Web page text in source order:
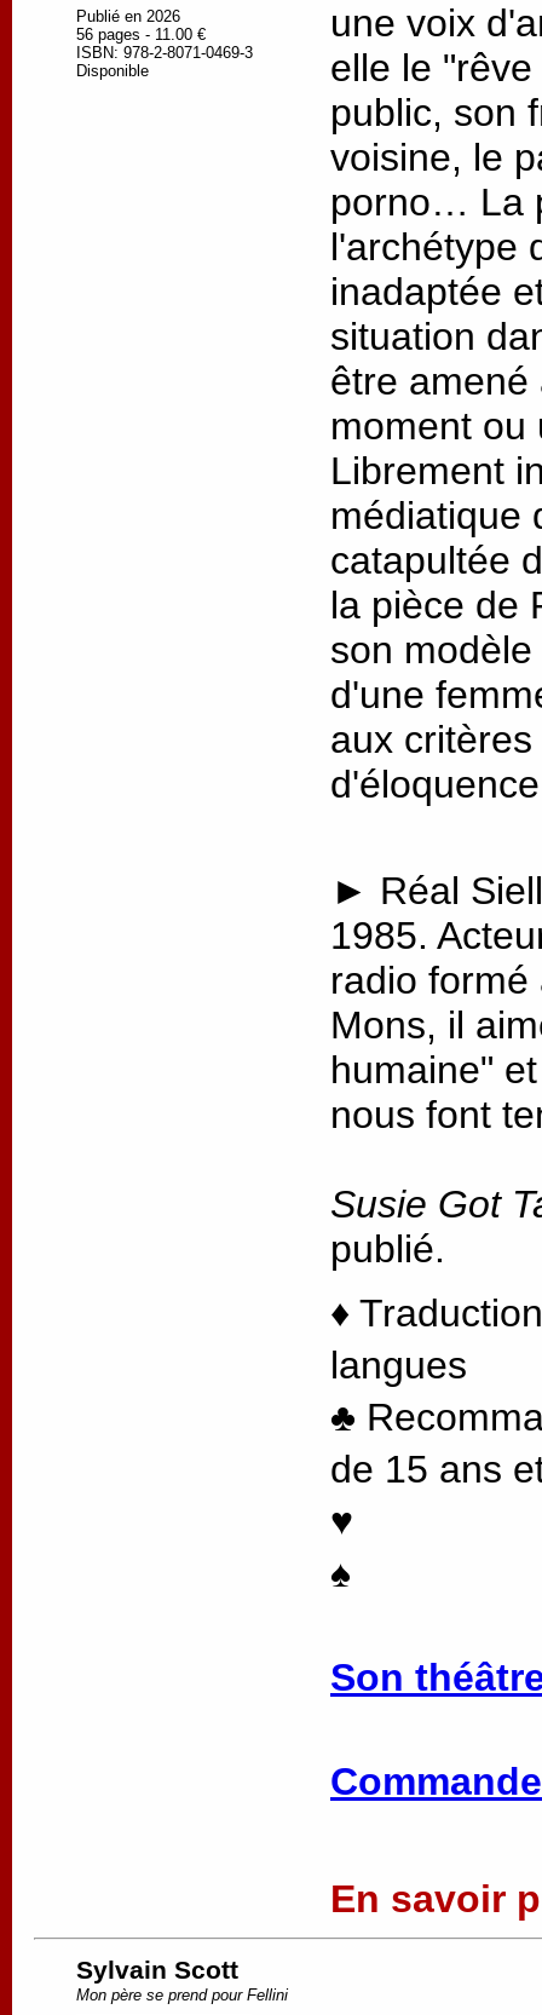
Publié en 2026
56 pages - 11.00 €
ISBN: 978-2-8071-0469-3
Disponible
une voix
elle le
public, son
voisine, le
porno… La
l'archétype
inadaptée
situation
être amené
moment ou
Librement
médiatique
catapultée
la pièce de
son
d'une
aux
► Réal
1985.
radio
Mons, il
humaine"
nous font
Susie Got
publié.
♦
langues
♣
de 15 ans
♥
♠
Son
En savoir
Sylvain Scott
Mon père se prend pour Fellini